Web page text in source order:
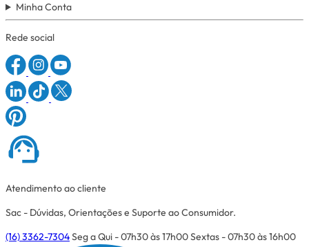
Minha Conta
Rede social
Atendimento ao cliente
Sac - Dúvidas, Orientações e Suporte ao Consumidor.
(16) 3362-7304Seg a Qui - 07h30 às 17h00Sextas - 07h30 às 16h00